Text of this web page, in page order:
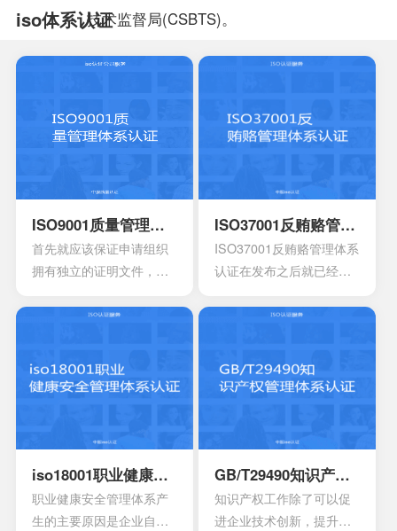
技术监督局(CSBTS)。
iso体系认证
ISO9001质量管理体系认证
首先就应该保证申请组织
拥有独立的证明文件，其
者是已经年检的营业执
工艺的流程图以及工作原
告，用途信息，产量信
息，还有技术信息等等。
产品标准清单，还有产品
标准清单的法律法规。
ISO37001反贿赂管理体系认证
ISO37001反贿赂管理体系
认证在发布之后就已经得
为了有效组织制定相对应
施。这种就能够有效防范
型组织，其中会包含公共
部门，非营利性部门等
等。
iso18001职业健康安全管理体系认证
职业健康安全管理体系产
生的主要原因是企业自身
GB/T29490知识产权管理体系认证
知识产权工作除了可以促
进企业技术创新，提升企